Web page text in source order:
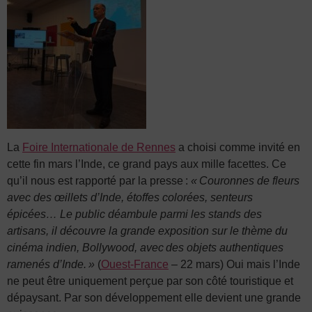
La Foire Internationale de Rennes a choisi comme invité en
cette fin mars l’Inde, ce grand pays aux mille facettes. Ce
qu’il nous est rapporté par la presse : « Couronnes de fleurs
avec des œillets d’Inde, étoffes colorées, senteurs
épicées… Le public déambule parmi les stands des
artisans, il découvre la grande exposition sur le thème du
cinéma indien, Bollywood, avec des objets authentiques
ramenés d’Inde. » (Ouest-France – 22 mars) Oui mais l’Inde
ne peut être uniquement perçue par son côté touristique et
dépaysant. Par son développement elle devient une grande